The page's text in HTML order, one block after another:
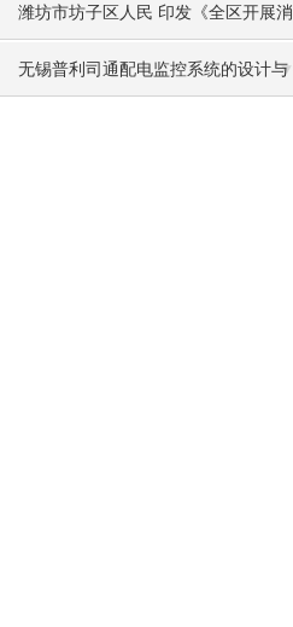
守卫一方充电消防安全
潍坊市坊子区人民 印发《全区开展消
防大排查大整治工作方案》的通知
无锡普利司通配电监控系统的设计与